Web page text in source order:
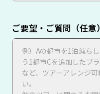
ご要望・ご質問（任意）